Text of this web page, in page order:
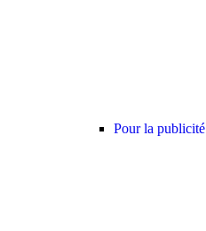
Pour la publicité